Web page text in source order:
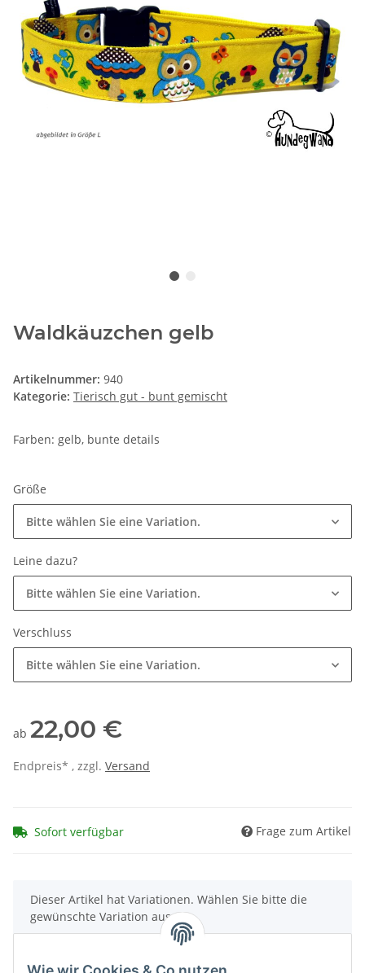
Waldkäuzchen gelb
Artikelnummer: 940
Kategorie: Tierisch gut - bunt gemischt
Farben: gelb, bunte details
Größe
Bitte wählen Sie eine Variation.
Leine dazu?
Bitte wählen Sie eine Variation.
Verschluss
Bitte wählen Sie eine Variation.
ab 22,00 €
Endpreis* , zzgl. Versand
Sofort verfügbar Frage zum Artikel
x
Dieser Artikel hat Variationen. Wählen Sie bitte die
gewünschte Variation aus.